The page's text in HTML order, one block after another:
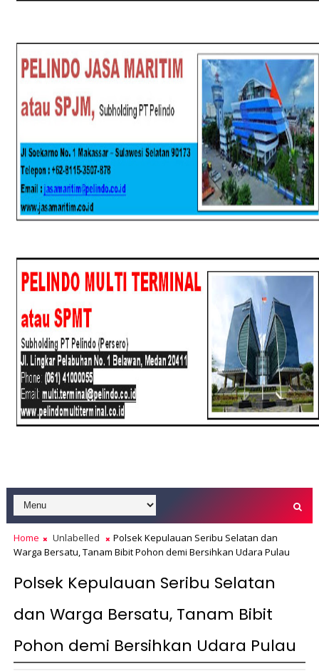
Home Unlabelled
Polsek Kepulauan Seribu Selatan dan
Warga Bersatu, Tanam Bibit Pohon demi Bersihkan Udara Pulau
Polsek Kepulauan Seribu Selatan
dan Warga Bersatu, Tanam Bibit
Pohon demi Bersihkan Udara Pulau